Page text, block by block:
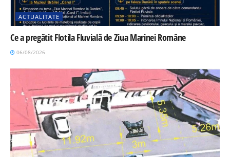
ACTUALITATE
Ce a pregătit Flotila Fluvială de Ziua Marinei Române
06/08/2026